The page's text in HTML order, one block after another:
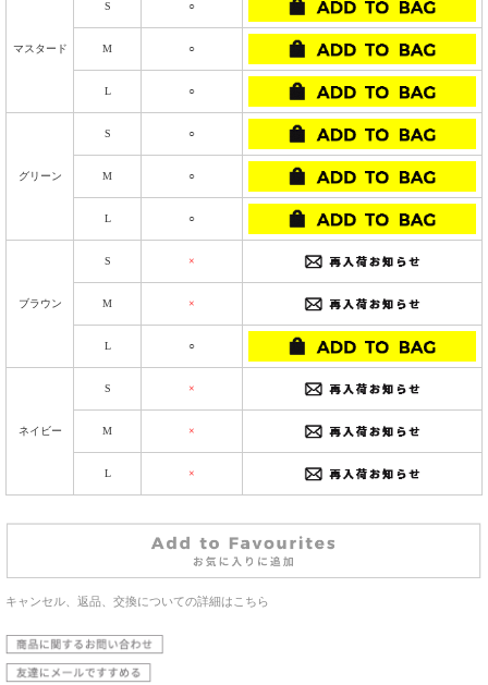
マスタード
S ○
M ○
L ○
グリーン
S ○
M ○
L ○
ブラウン
S ×
M ×
L ○
ネイビー
S ×
M ×
L ×
キャンセル、返品、交換についての詳細はこちら